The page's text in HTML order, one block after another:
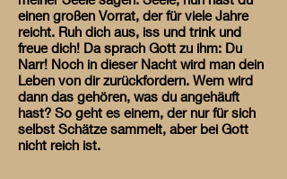
einen großen Vorrat, der für viele Jahre
reicht. Ruh dich aus, iss und trink und
freue dich! Da sprach Gott zu ihm: Du
Narr! Noch in dieser Nacht wird man dein
Leben von dir zurückfordern. Wem wird
dann das gehören, was du angehäuft
hast? So geht es einem, der nur für sich
selbst Schätze sammelt, aber bei Gott
nicht reich ist.